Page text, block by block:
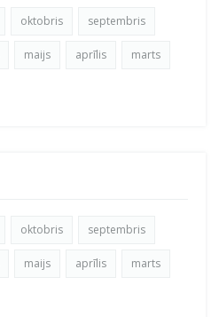
oktobris septembris
maijs aprīlis marts
oktobris septembris
maijs aprīlis marts